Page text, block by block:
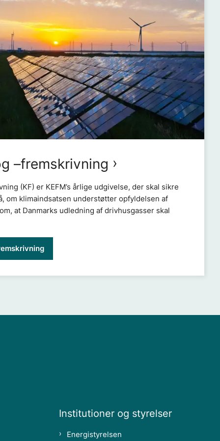
–fremskrivning
(KF) er KEFM’s årlige udgivelse, der skal sikre
om klimaindsatsen understøtter opfyldelsen af
at Danmarks udledning af drivhusgasser skal
Institutioner og styrelser
Energistyrelsen